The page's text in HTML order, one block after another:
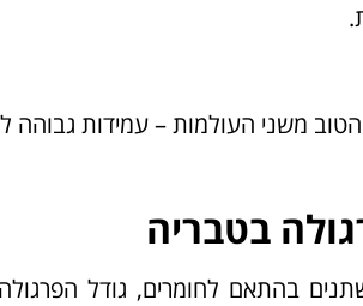
משני העולמות – עמידות גבוהה
בטבריה
בהתאם לחומרים, גודל